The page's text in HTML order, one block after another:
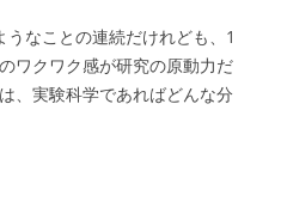
なことの連続だけれども、1
ワクワク感が研究の原動力だ
、実験科学であればどんな分